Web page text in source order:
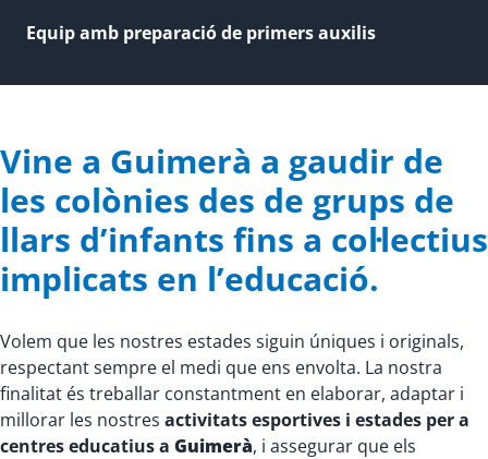
Equip amb preparació de primers auxilis
Vine a Guimerà a gaudir de
les colònies des de grups de
llars d’infants fins a col·lectius
implicats en l’educació.
Volem que les nostres estades siguin úniques i originals,
respectant sempre el medi que ens envolta. La nostra
finalitat és treballar constantment en elaborar, adaptar i
millorar les nostres activitats esportives i estades per a
centres educatius a Guimerà, i assegurar que els